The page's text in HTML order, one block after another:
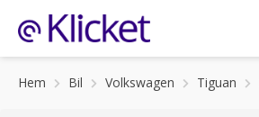
Hem Bil Volkswagen Tiguan